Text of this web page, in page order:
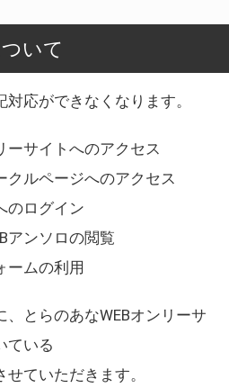
いて
応ができなくなります。
ーサイトへのアクセス
クルページへのアクセス
のログイン
アンソロの閲覧
ームの利用
とらのあなWEBオンリーサ
ている
ていただきます。